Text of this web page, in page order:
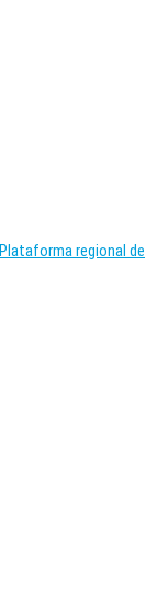
Plataforma regional de